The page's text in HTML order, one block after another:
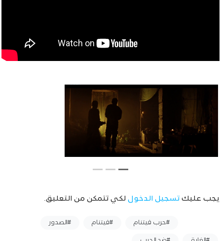
يجب عليك تسجيل الدخول لكي تتمكن من التعليق.
#حرب فيتنام #فيتنام #الصدور